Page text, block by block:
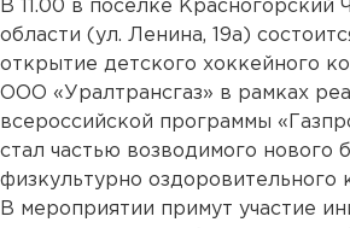
В 11.00 в поселке Красногорский
области (ул. Ленина, 19а)
открытие детского хоккейного
ООО «Уралтрансгаз» в рамках
всероссийской программы
стал частью возводимого нового
физкультурно
В мероприятии примут участие